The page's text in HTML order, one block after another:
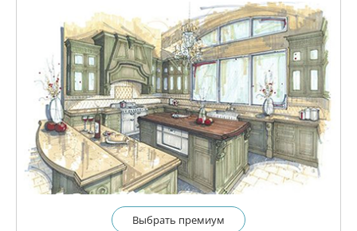
Выбрать премиум